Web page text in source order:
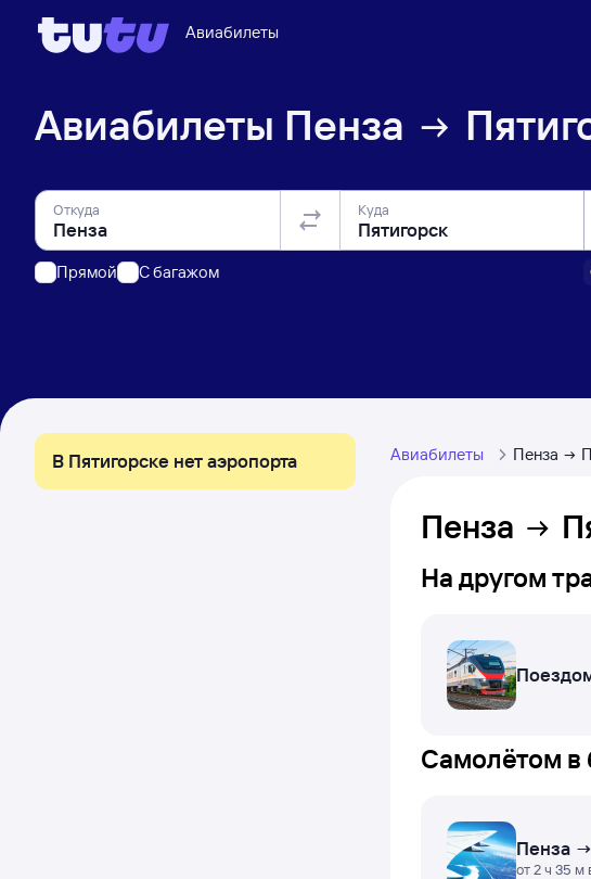
Авиабилеты
Авиабилеты Пенза
Откуда
Прямой C багажом
Куда
В Пятигорске нет аэропорта Авиабилеты Пенза
Пенза
На другом
Самолётом в
Пенза
от 2 ч 35 м